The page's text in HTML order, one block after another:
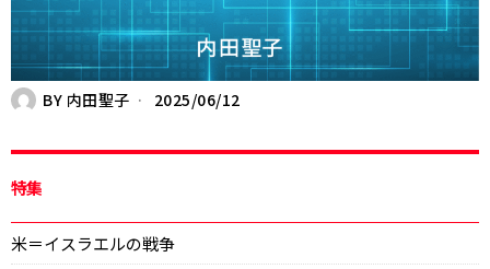
BY 内田聖子 2025/06/12
特集
米＝イスラエルの戦争